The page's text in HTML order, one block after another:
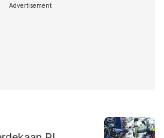
Advertisement